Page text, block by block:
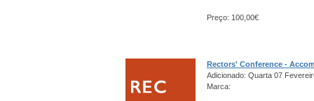
Preço: 100,00€
Rectors' Conference -
Adicionado: Quarta 07
Marca: